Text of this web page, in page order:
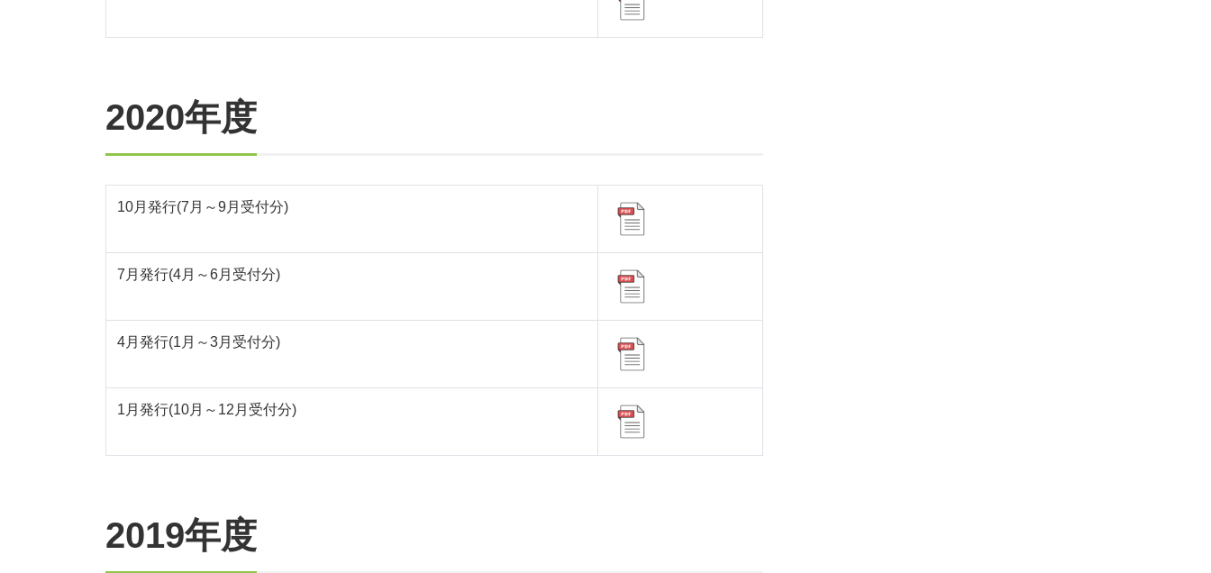
2020年度
10月発行(7月～9月受付分)
7月発行(4月～6月受付分)
4月発行(1月～3月受付分)
1月発行(10月～12月受付分)
2019年度